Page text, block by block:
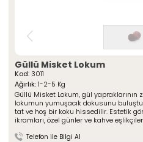
» Sarma Lokumlar
» Çikolata Kaplı Lokumlar
» Cezeryeler
» Special Lokumlar
» Sucuk Lokumlar
» Special Paketli Lokumlar
» Geleneksel Paketli Lokumlar
Tüm Ürünler
ÖZSAFALAR
ŞEKERLEME
Hakkımızda
Üretim Serüveni
Kalite Politikamız
Mağazalarımız
Güllü Misket Lokum
Kod: 3011
Ağırlık:1-2-5 Kg
Güllü Misket Lokum, gül
lokumun yumuşacık dokusunu
tat ve hoş bir koku hissedilir. Estetik
ikramları, özel günler ve kahve
Telefon ile Bilgi Al